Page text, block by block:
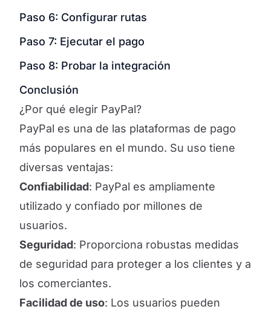
Paso 6: Configurar rutas
Paso 7: Ejecutar el pago
Paso 8: Probar la integración
Conclusión
¿Por qué elegir PayPal?
PayPal es una de las plataformas de pago
más populares en el mundo. Su uso tiene
diversas ventajas:
Confiabilidad: PayPal es ampliamente
utilizado y confiado por millones de
usuarios.
Seguridad: Proporciona robustas medidas
de seguridad para proteger a los clientes y a
los comerciantes.
Facilidad de uso: Los usuarios pueden